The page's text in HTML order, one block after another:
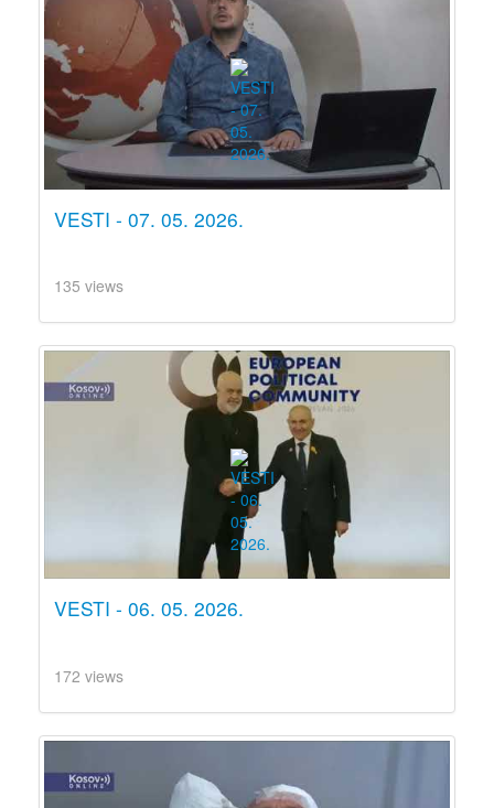
VESTI - 07. 05. 2026.
135 views
VESTI - 06. 05. 2026.
172 views